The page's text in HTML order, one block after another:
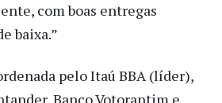
com boas entregas
baixa.”
pelo Itaú BBA (líder),
Banco Votorantim e